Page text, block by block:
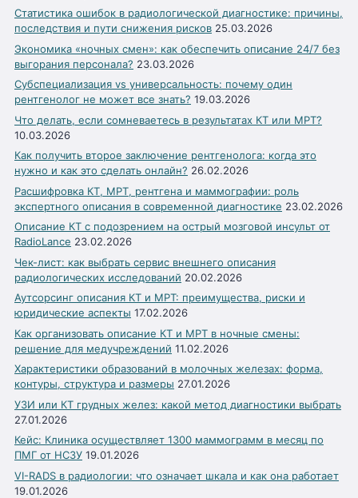
Статистика ошибок в радиологической диагностике: причины,
последствия и пути снижения рисков 25.03.2026
Экономика «ночных смен»: как обеспечить описание 24/7 без
выгорания персонала? 23.03.2026
Субспециализация vs универсальность: почему один
рентгенолог не может все знать? 19.03.2026
Что делать, если сомневаетесь в результатах КТ или МРТ?
10.03.2026
Как получить второе заключение рентгенолога: когда это
нужно и как это сделать онлайн? 26.02.2026
Расшифровка КТ, МРТ, рентгена и маммографии: роль
экспертного описания в современной диагностике 23.02.2026
Описание КТ с подозрением на острый мозговой инсульт от
RadioLance 23.02.2026
Чек-лист: как выбрать сервис внешнего описания
радиологических исследований 20.02.2026
Аутсорсинг описания КТ и МРТ: преимущества, риски и
юридические аспекты 17.02.2026
Как организовать описание КТ и МРТ в ночные смены:
решение для медучреждений 11.02.2026
Характеристики образований в молочных железах: форма,
контуры, структура и размеры 27.01.2026
УЗИ или КТ грудных желез: какой метод диагностики выбрать
27.01.2026
Кейс: Клиника осуществляет 1300 маммограмм в месяц по
ПМГ от НСЗУ 19.01.2026
VI-RADS в радиологии: что означает шкала и как она работает
19.01.2026